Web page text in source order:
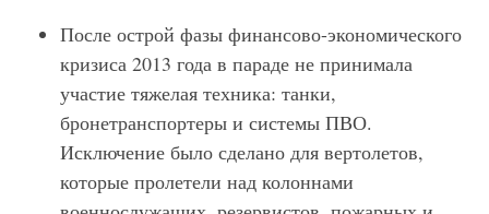
После острой фазы финансово-экономического
кризиса 2013 года в параде не принимала
участие тяжелая техника: танки,
бронетранспортеры и системы ПВО.
Исключение было сделано для вертолетов,
которые пролетели над колоннами